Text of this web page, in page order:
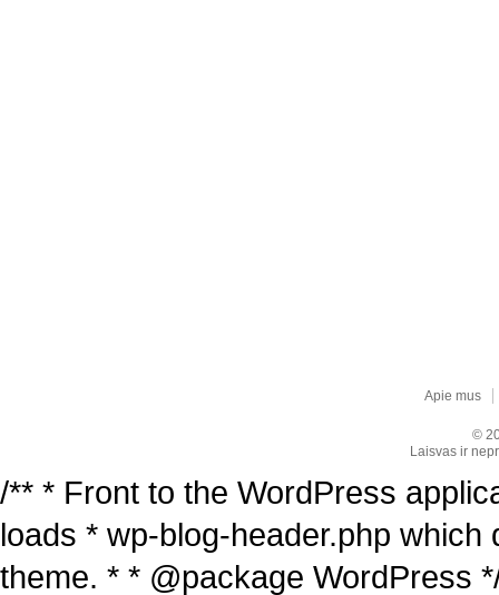
Apie mus
©
Laisvas ir
/** * Front to the WordPress
loads * wp-blog-header.php
theme. * * @package WordPress